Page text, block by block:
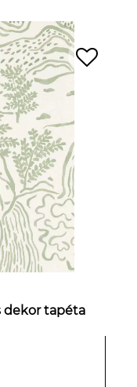
dekor tapéta